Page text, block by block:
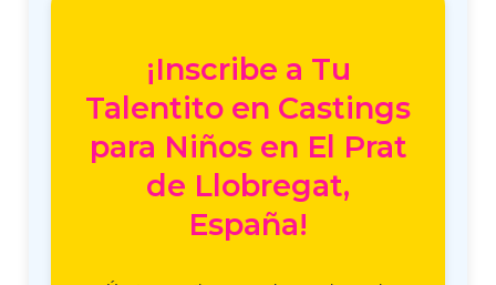
¡Inscribe a Tu
Talentito en Castings
para Niños en El Prat
de Llobregat,
España!